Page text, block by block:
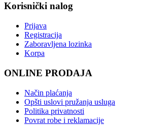
Korisnički nalog
Prijava
Registracija
Zaboravljena lozinka
Korpa
ONLINE PRODAJA
Način plaćanja
Opšti uslovi pružanja usluga
Politika privatnosti
Povrat robe i reklamacije